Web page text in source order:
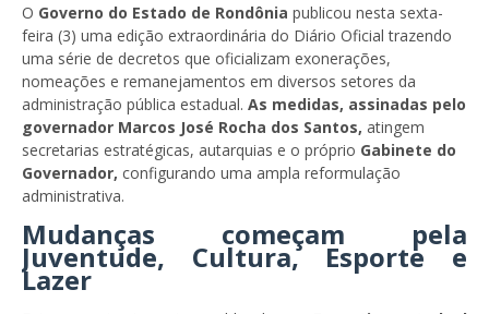
O Governo do Estado de Rondônia publicou nesta sexta-
feira (3) uma edição extraordinária do Diário Oficial trazendo
uma série de decretos que oficializam exonerações,
nomeações e remanejamentos em diversos setores da
administração pública estadual. As medidas, assinadas pelo
governador Marcos José Rocha dos Santos, atingem
secretarias estratégicas, autarquias e o próprio Gabinete do
Governador, configurando uma ampla reformulação
administrativa.
Mudanças começam pela
Juventude, Cultura, Esporte e
Lazer